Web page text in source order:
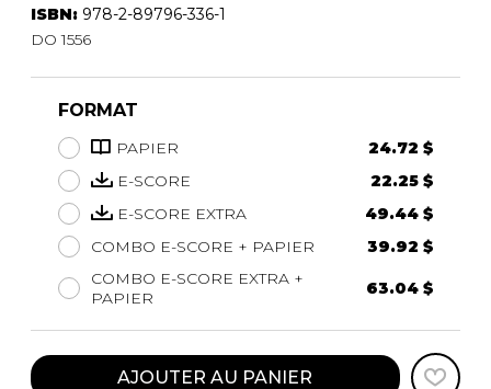
ISBN: 978-2-89796-336-1
DO 1556
FORMAT
PAPIER
24.72 $
E-SCORE
22.25 $
E-SCORE EXTRA
49.44 $
COMBO E-SCORE + PAPIER
39.92 $
COMBO E-SCORE EXTRA +
PAPIER
63.04 $
AJOUTER AU PANIER